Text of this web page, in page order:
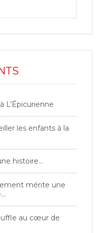
L’Épicurienne
les enfants à la
histoire…
mérite une
au cœur de